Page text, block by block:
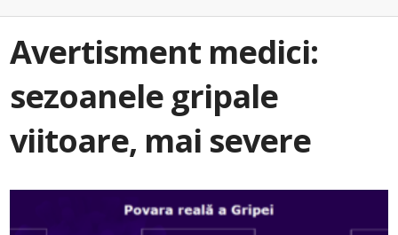
Avertisment medici:
sezoanele gripale
viitoare, mai severe